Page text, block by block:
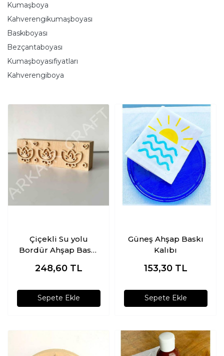
Kumaşboya
Kahverengikumaşboyası
Baskıboyası
Bezçantaboyası
Kumaşboyasıfiyatları
Kahverengiboya
Çiçekli Su yolu
Bordür Ahşap Baskı
248,60 TL
Sepete Ekle
Güneş Ahşap Baskı
Kalıbı
153,30 TL
Sepete Ekle